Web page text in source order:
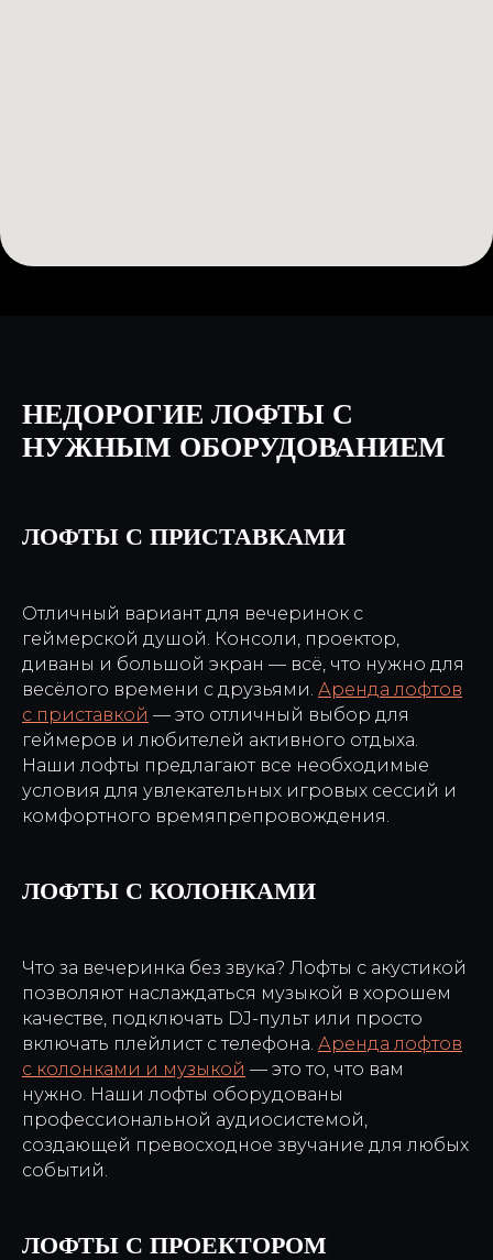
НЕДОРОГИЕ ЛОФТЫ С
НУЖНЫМ ОБОРУДОВАНИЕМ
ЛОФТЫ С ПРИСТАВКАМИ
Отличный вариант для вечеринок с
геймерской душой. Консоли, проектор,
диваны и большой экран — всё, что нужно для
весёлого времени с друзьями. Аренда лофтов
с приставкой — это отличный выбор для
геймеров и любителей активного отдыха.
Наши лофты предлагают все необходимые
условия для увлекательных игровых сессий и
комфортного времяпрепровождения.
ЛОФТЫ С КОЛОНКАМИ
Что за вечеринка без звука? Лофты с акустикой
позволяют наслаждаться музыкой в хорошем
качестве, подключать DJ-пульт или просто
включать плейлист с телефона. Аренда лофтов
с колонками и музыкой — это то, что вам
нужно. Наши лофты оборудованы
профессиональной аудиосистемой,
создающей превосходное звучание для любых
событий.
ЛОФТЫ С ПРОЕКТОРОМ